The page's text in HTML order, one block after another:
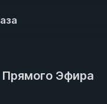
Эфира